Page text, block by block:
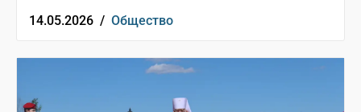
14.05.2026 / Общество